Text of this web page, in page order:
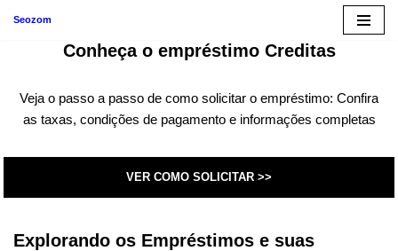
o
Seozom
Conheça o empréstimo Creditas
Veja o passo a passo de como solicitar o empréstimo: Confira
as taxas, condições de pagamento e informações completas
VER COMO SOLICITAR >>
Explorando os Empréstimos e suas